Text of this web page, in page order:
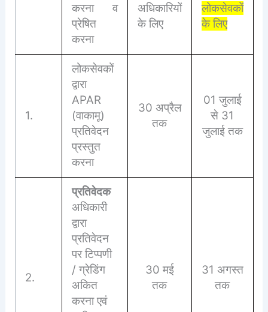
करना व
प्रेषित
करना
अधिकारियों
के लिए
लोकसेवकों
के लिए
1.
लोकसेवकों
द्वारा
APAR
(वाकामू)
प्रतिवेदन
प्रस्तुत
करना
30 अप्रैल
तक
01 जुलाई
से 31
जुलाई तक
2.
प्रतिवेदक
अधिकारी
द्वारा
प्रतिवेदन
पर टिप्पणी
/ ग्रेडिंग
अकित
करना एवं
30 मई
तक
31 अगस्त
तक